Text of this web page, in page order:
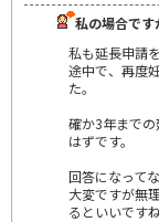
私の場合です
私も延長申請
途中で、再度
た。
確か3年まで
はずです。
回答になって
大変ですが無
るといいです